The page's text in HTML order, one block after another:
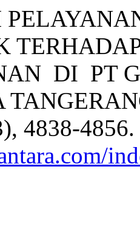
DI PT
4838-4856.